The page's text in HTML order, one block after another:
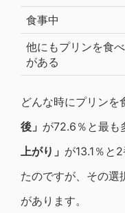
食事中
他にもプリンを食
がある
どんな時にプリンを
後」 が72.6％と最も
上がり」 が13.1％と
たのですが、その選
があります。